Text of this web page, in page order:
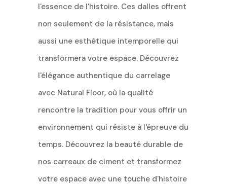
l'essence de l'histoire. Ces dalles offrent
non seulement de la résistance, mais
aussi une esthétique intemporelle qui
transformera votre espace. Découvrez
l'élégance authentique du carrelage
avec Natural Floor, où la qualité
rencontre la tradition pour vous offrir un
environnement qui résiste à l'épreuve du
temps. Découvrez la beauté durable de
nos carreaux de ciment et transformez
votre espace avec une touche d'histoire